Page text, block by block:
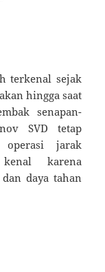
terkenal sejak
hingga saat
senapan-
SVD tetap
jarak
karena
daya tahan